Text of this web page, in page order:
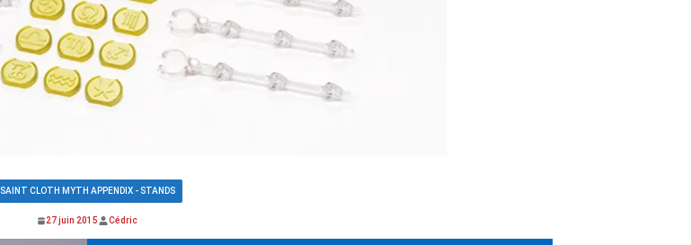
SAINT CLOTH MYTH APPENDIX - STANDS
27 juin 2015 Cédric